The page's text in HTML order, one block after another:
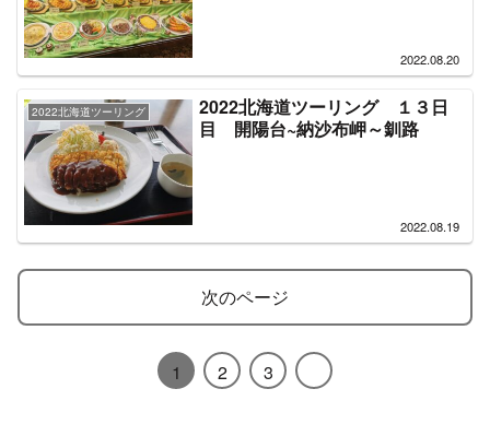
2022.08.20
2022北海道ツーリング
2022北海道ツーリング １３日
目 開陽台~納沙布岬～釧路
2022.08.19
次のページ
1 2 3